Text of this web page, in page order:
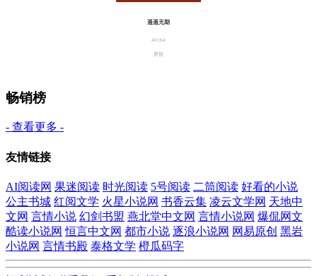
遥遥无期
40164
景悦
畅销榜
- 查看更多 -
友情链接
AI阅读网 果迷阅读 时光阅读 5号阅读 二筒阅读 好看的小说
公主书城 红阅文学 火星小说网 书香云集 凌云文学网 天地中
文网 言情小说 幻剑书盟 燕北堂中文网 言情小说网 爆侃网文
酷读小说网 恒言中文网 都市小说 逐浪小说网 网易原创 黑岩
小说网 言情书殿 泰格文学 橙瓜码字